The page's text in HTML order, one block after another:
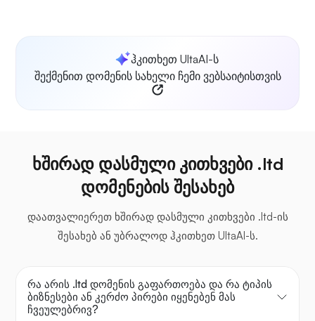
ჰკითხეთ UltaAI-ს
შექმენით დომენის სახელი ჩემი ვებსაიტისთვის
ხშირად დასმული კითხვები .ltd
დომენების შესახებ
დაათვალიერეთ ხშირად დასმული კითხვები .ltd-ის
შესახებ ან უბრალოდ ჰკითხეთ UltaAI-ს.
რა არის .ltd დომენის გაფართოება და რა ტიპის
ბიზნესები ან კერძო პირები იყენებენ მას
ჩვეულებრივ?